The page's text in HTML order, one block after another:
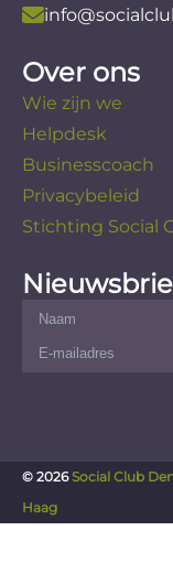
Over ons
Wie zijn we
Helpdesk
Businesscoach
Privacybeleid
Stichting Social
© 2026Social Club
Haag